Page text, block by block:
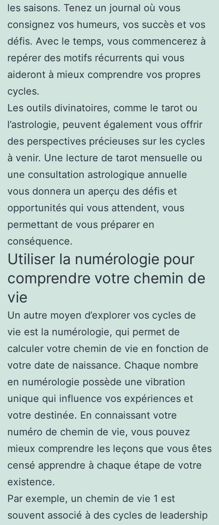
les saisons. Tenez un journal où vous
consignez vos humeurs, vos succès et vos
défis. Avec le temps, vous commencerez à
repérer des motifs récurrents qui vous
aideront à mieux comprendre vos propres
cycles.
Les outils divinatoires, comme le tarot ou
l’astrologie, peuvent également vous offrir
des perspectives précieuses sur les cycles
à venir. Une lecture de tarot mensuelle ou
une consultation astrologique annuelle
vous donnera un aperçu des défis et
opportunités qui vous attendent, vous
permettant de vous préparer en
conséquence.
Utiliser la numérologie pour
comprendre votre chemin de
vie
Un autre moyen d’explorer vos cycles de
vie est la numérologie, qui permet de
calculer votre chemin de vie en fonction de
votre date de naissance. Chaque nombre
en numérologie possède une vibration
unique qui influence vos expériences et
votre destinée. En connaissant votre
numéro de chemin de vie, vous pouvez
mieux comprendre les leçons que vous êtes
censé apprendre à chaque étape de votre
existence.
Par exemple, un chemin de vie 1 est
souvent associé à des cycles de leadership